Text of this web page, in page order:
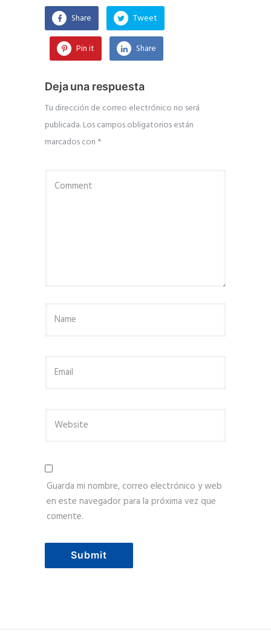
Share Tweet
Pin it Share
Deja una respuesta
Tu dirección de correo electrónico no será
publicada.Los campos obligatorios están
marcados con *
Guarda mi nombre, correo electrónico y web
en este navegador para la próxima vez que
comente.